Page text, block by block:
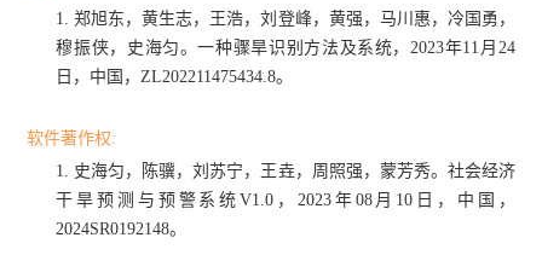
1.郑旭东，黄生志，王浩，刘登峰，黄强，马川惠，冷国勇，
穆振侠，史海匀。一种骤旱识别方法及系统， 2023年11 月 24
日，中国， ZL202211475434.8。
软件著作权:
1. 史海匀，陈骥，刘苏宁，王垚，周照强，蒙芳秀。社会经济
干旱预测与预警系统V1.0 ， 2023年 08月 10 日，中国，
2024SR0192148。